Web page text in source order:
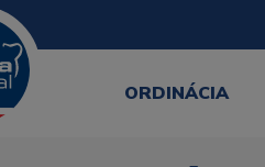
ORDINÁCIA